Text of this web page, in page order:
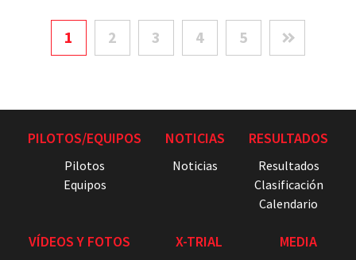
1 2 3 4 5
PILOTOS/EQUIPOS
Pilotos
Equipos
NOTICIAS
Noticias
RESULTADOS
Resultados
Clasificación
Calendario
VÍDEOS Y FOTOS X-TRIAL MEDIA